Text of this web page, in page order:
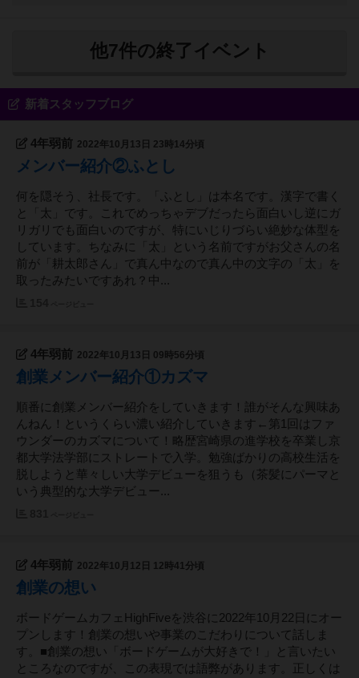
他7件の終了イベント
新着スタッフブログ
4年弱前 2022年10月13日 23時14分頃
メンバー紹介②ふとし
何を隠そう、社長です。「ふとし」は本名です。漢字で書く
と「太」です。これでめっちゃデブだったら面白いし逆にガ
リガリでも面白いのですが、特にいじりづらい絶妙な体型を
しています。ちなみに「太」という名前ですがお父さんの名
前が「耕太郎さん」で真ん中なので真ん中の文字の「太」を
取ったみたいですあれ？中...
4年弱前 2022年10月13日 09時56分頃
創業メンバー紹介①カズマ
順番に創業メンバー紹介をしていきます！誰がそんな興味あ
んねん！というくらい濃い紹介していきます←第1回はファ
ウンダーのカズマについて！略歴宮崎県の進学校を卒業し京
都大学法学部にストレートで入学。勉強ばかりの高校生活を
脱しようと華々しい大学デビューを狙うも（茶髪にパーマと
いう典型的な大学デビュー...
4年弱前 2022年10月12日 12時41分頃
創業の想い
ボードゲームカフェHighFiveを渋谷に2022年10月22日にオー
プンします！創業の想いや事業のこだわりについて話しま
す。■創業の想い「ボードゲームが大好きで！」と言いたい
ところなのですが、この表現では語弊があります。正しくは